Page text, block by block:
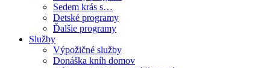
Sedem krás s…
Detské programy
Ďalšie programy
Služby
Výpožičné služby
Donáška kníh domov